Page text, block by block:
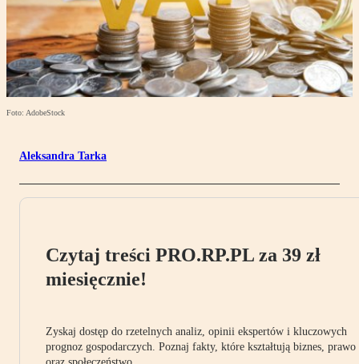
Foto: AdobeStock
Aleksandra Tarka
Czytaj treści PRO.RP.PL za 39 zł
miesięcznie!
Zyskaj dostęp do rzetelnych analiz, opinii ekspertów i kluczowych
prognoz gospodarczych. Poznaj fakty, które kształtują biznes, prawo